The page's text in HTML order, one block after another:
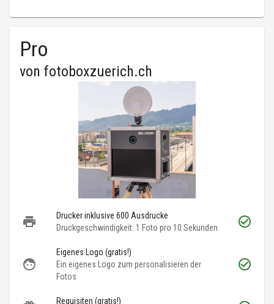
Pro
von fotoboxzuerich.ch
Drucker inklusive 600 Ausdrucke
Druckgeschwindigkeit: 1 Foto pro 10 Sekunden
Eigenes Logo (gratis!)
Ein eigenes Logo zum personalisieren der
Fotos
Requisiten (gratis!)